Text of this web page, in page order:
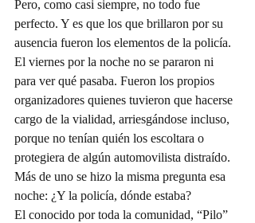
Pero, como casi siempre, no todo fue
perfecto. Y es que los que brillaron por su
ausencia fueron los elementos de la policía.
El viernes por la noche no se pararon ni
para ver qué pasaba. Fueron los propios
organizadores quienes tuvieron que hacerse
cargo de la vialidad, arriesgándose incluso,
porque no tenían quién los escoltara o
protegiera de algún automovilista distraído.
Más de uno se hizo la misma pregunta esa
noche: ¿Y la policía, dónde estaba?
El conocido por toda la comunidad, “Pilo”